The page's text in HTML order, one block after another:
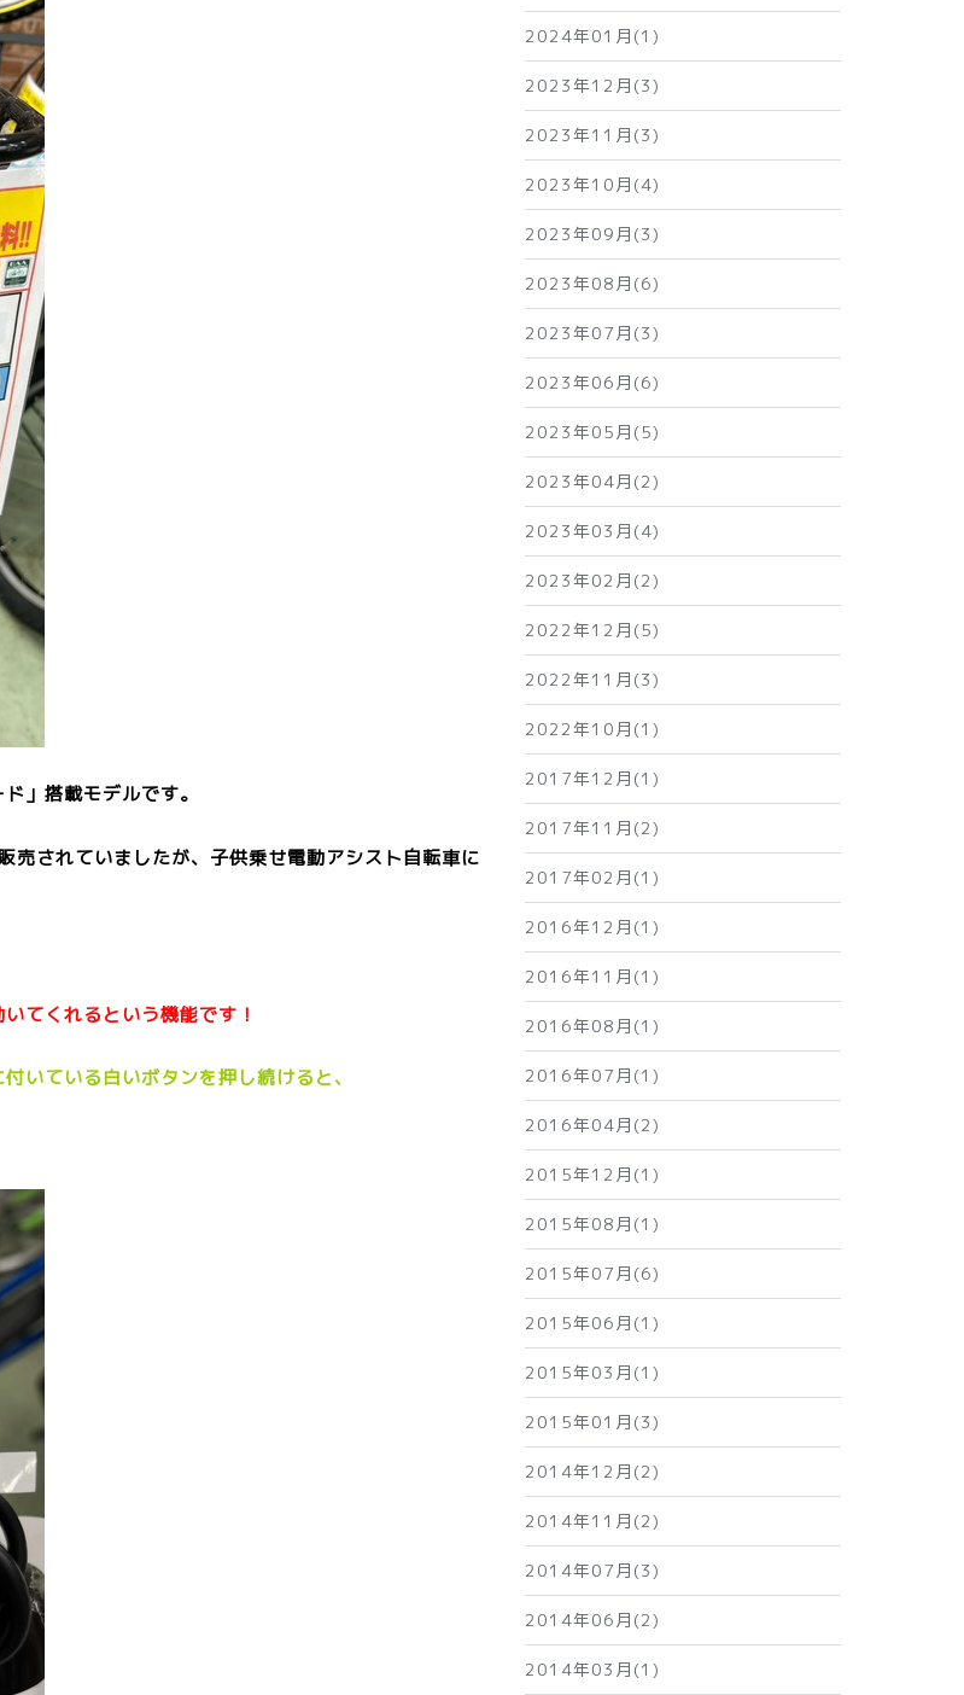
」搭載モデルです。
売されていましたが、子供乗せ電動アシスト自転車に
てくれるという機能です！
いている白いボタンを押し続けると、
2024年01月(1)
2023年12月(3)
2023年11月(3)
2023年10月(4)
2023年09月(3)
2023年08月(6)
2023年07月(3)
2023年06月(6)
2023年05月(5)
2023年04月(2)
2023年03月(4)
2023年02月(2)
2022年12月(5)
2022年11月(3)
2022年10月(1)
2017年12月(1)
2017年11月(2)
2017年02月(1)
2016年12月(1)
2016年11月(1)
2016年08月(1)
2016年07月(1)
2016年04月(2)
2015年12月(1)
2015年08月(1)
2015年07月(6)
2015年06月(1)
2015年03月(1)
2015年01月(3)
2014年12月(2)
2014年11月(2)
2014年07月(3)
2014年06月(2)
2014年03月(1)